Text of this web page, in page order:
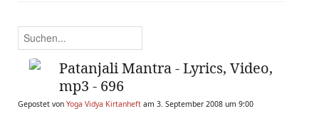
Patanjali Mantra - Lyrics, Video,
mp3 - 696
Gepostet von Yoga Vidya Kirtanheft am 3. September 2008 um 9:00